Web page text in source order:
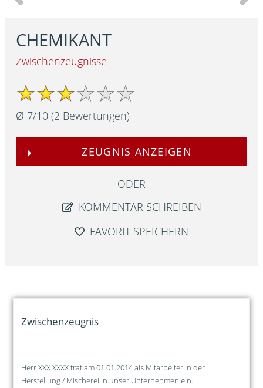
CHEMIKANT
Zwischenzeugnisse
Ø 7/10 (2 Bewertungen)
ZEUGNIS ANZEIGEN
ODER
KOMMENTAR SCHREIBEN
FAVORIT SPEICHERN
Zwischenzeugnis
Herr XXX XXXX trat am 01.01.2014 als Mitarbeiter in der
Herstellung / Mischerei in unser Unternehmen ein.